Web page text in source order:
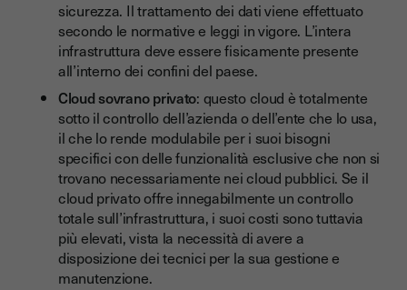
sicurezza. Il trattamento dei dati viene effettuato
secondo le normative e leggi in vigore. L’intera
infrastruttura deve essere fisicamente presente
all’interno dei confini del paese.
Cloud sovrano privato: questo cloud è totalmente
sotto il controllo dell’azienda o dell’ente che lo usa,
il che lo rende modulabile per i suoi bisogni
specifici con delle funzionalità esclusive che non si
trovano necessariamente nei cloud pubblici. Se il
cloud privato offre innegabilmente un controllo
totale sull’infrastruttura, i suoi costi sono tuttavia
più elevati, vista la necessità di avere a
disposizione dei tecnici per la sua gestione e
manutenzione.